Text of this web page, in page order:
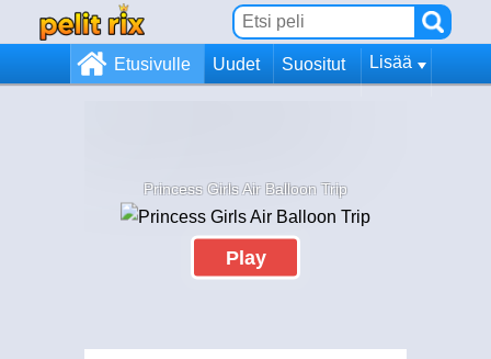
Etusivulle Uudet Suositut Lisää
Princess Girls Air Balloon Trip
Play